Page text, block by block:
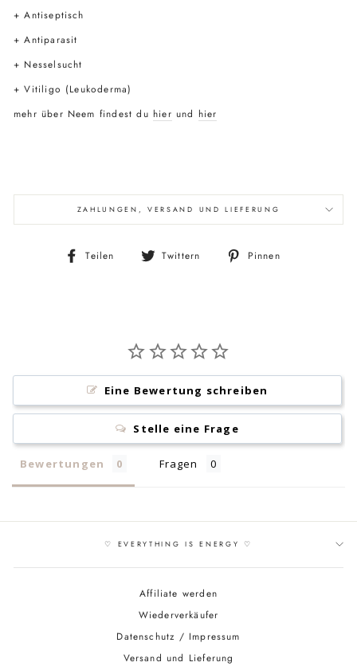
+ Antiseptisch
+ Antiparasit
+ Nesselsucht
+ Vitiligo (Leukoderma)
mehr über Neem findest du hier und hier
ZAHLUNGEN, VERSAND UND LIEFERUNG
Teilen
Auf
Twittern
Twitter
Pinnen
Eine Bewertung schreiben
Stelle eine Frage
Bewertungen Fragen
♡ EVERYTHING IS ENERGY ♡
Affiliate werden
Wiederverkäufer
Datenschutz / Impressum
Versand und Lieferung